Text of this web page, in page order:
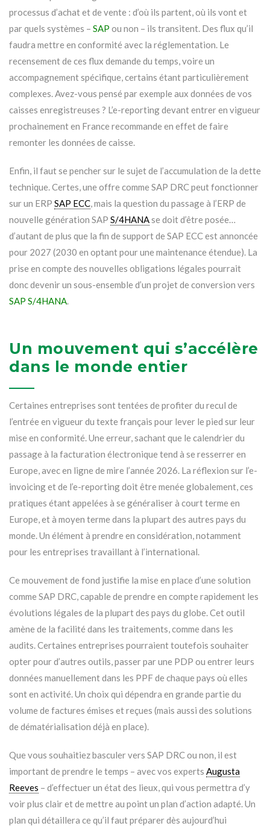
processus d’achat et de vente : d’où ils partent, où ils vont et
par quels systèmes – SAP ou non – ils transitent. Des flux qu’il
faudra mettre en conformité avec la réglementation. Le
recensement de ces flux demande du temps, voire un
accompagnement spécifique, certains étant particulièrement
complexes. Avez-vous pensé par exemple aux données de vos
caisses enregistreuses ? L’e-reporting devant entrer en vigueur
prochainement en France recommande en effet de faire
remonter les données de caisse.
Enfin, il faut se pencher sur le sujet de l’accumulation de la dette
technique. Certes, une offre comme SAP DRC peut fonctionner
sur un ERP SAP ECC, mais la question du passage à l’ERP de
nouvelle génération SAP S/4HANAse doit d’être posée…
d’autant de plus que la fin de support de SAP ECC est annoncée
pour 2027 (2030 en optant pour une maintenance étendue). La
prise en compte des nouvelles obligations légales pourrait
donc devenir un sous-ensemble d’un projet de conversion vers
SAP S/4HANA.
Un mouvement qui s’accélère
dans le monde entier
Certaines entreprises sont tentées de profiter du recul de
l’entrée en vigueur du texte français pour lever le pied sur leur
mise en conformité. Une erreur, sachant que le calendrier du
passage à la facturation électronique tend à se resserrer en
Europe, avec en ligne de mire l’année 2026. La réflexion sur l’e-
invoicing et de l’e-reporting doit être menée globalement, ces
pratiques étant appelées à se généraliser à court terme en
Europe, et à moyen terme dans la plupart des autres pays du
monde. Un élément à prendre en considération, notamment
pour les entreprises travaillant à l’international.
Ce mouvement de fond justifie la mise en place d’une solution
comme SAP DRC, capable de prendre en compte rapidement les
évolutions légales de la plupart des pays du globe. Cet outil
amène de la facilité dans les traitements, comme dans les
audits. Certaines entreprises pourraient toutefois souhaiter
opter pour d’autres outils, passer par une PDP ou entrer leurs
données manuellement dans les PPF de chaque pays où elles
sont en activité. Un choix qui dépendra en grande partie du
volume de factures émises et reçues (mais aussi des solutions
de dématérialisation déjà en place).
Que vous souhaitiez basculer vers SAP DRC ou non, il est
important de prendre le temps – avec vos experts Augusta
Reeves – d’effectuer un état des lieux, qui vous permettra d’y
voir plus clair et de mettre au point un plan d’action adapté. Un
plan qui détaillera ce qu’il faut préparer dès aujourd’hui